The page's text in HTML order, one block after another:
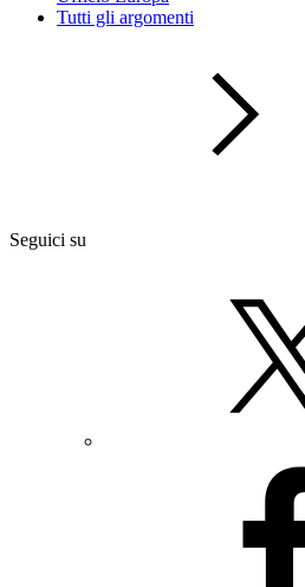
Tutti gli argomenti
Seguici su